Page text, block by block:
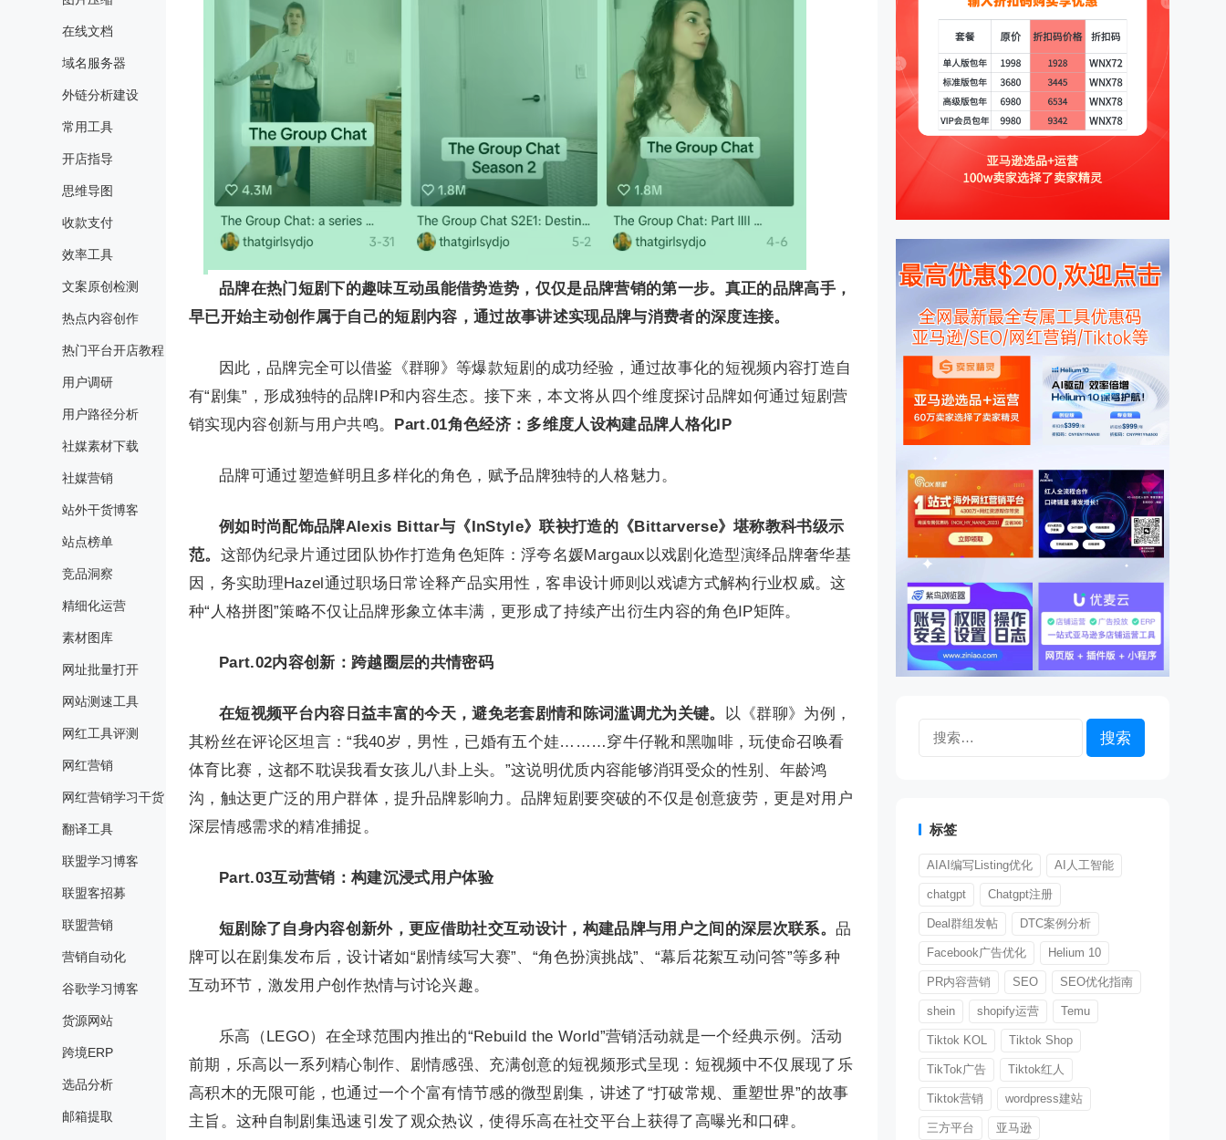
在线文档
域名服务器
外链分析建设
常用工具
开店指导
思维导图
收款支付
效率工具
文案原创检测
热点内容创作
热门平台开店教程
用户调研
用户路径分析
社媒素材下载
社媒营销
站外干货博客
站点榜单
竞品洞察
精细化运营
素材图库
网址批量打开
网站测速工具
网红工具评测
网红营销
网红营销学习干货
翻译工具
联盟学习博客
联盟客招募
联盟营销
营销自动化
谷歌学习博客
货源网站
跨境ERP
选品分析
邮箱提取
品牌在热门短剧下的趣味互动虽能借势造势，仅仅是品牌营销的第一步。真正的品牌高手，
早已开始主动创作属于自己的短剧内容，通过故事讲述实现品牌与消费者的深度连接。
因此，品牌完全可以借鉴《群聊》等爆款短剧的成功经验，通过故事化的短视频内容打造自
有“剧集”，形成独特的品牌IP和内容生态。接下来，本文将从四个维度探讨品牌如何通过短剧营
销实现内容创新与用户共鸣。 Part.01角色经济：多维度人设构建品牌人格化IP
品牌可通过塑造鲜明且多样化的角色，赋予品牌独特的人格魅力。
例如时尚配饰品牌Alexis Bittar与《InStyle》联袂打造的《Bittarverse》堪称教科书级示
范。 这部伪纪录片通过团队协作打造角色矩阵：浮夸名媛Margaux以戏剧化造型演绎品牌奢华基
因，务实助理Hazel通过职场日常诠释产品实用性，客串设计师则以戏谑方式解构行业权威。这
种“人格拼图”策略不仅让品牌形象立体丰满，更形成了持续产出衍生内容的角色IP矩阵。
Part.02内容创新：跨越圈层的共情密码
在短视频平台内容日益丰富的今天，避免老套剧情和陈词滥调尤为关键。
以《群聊》为例，
其粉丝在评论区坦言：“我40岁，男性，已婚有五个娃………穿牛仔靴和黑咖啡，玩使命召唤看
体育比赛，这都不耽误我看女孩儿八卦上头。”这说明优质内容能够消弭受众的性别、年龄鸿
沟，触达更广泛的用户群体，提升品牌影响力。品牌短剧要突破的不仅是创意疲劳，更是对用户
深层情感需求的精准捕捉。
Part.03互动营销：构建沉浸式用户体验
短剧除了自身内容创新外，更应借助社交互动设计，构建品牌与用户之间的深层次联系。 品
牌可以在剧集发布后，设计诸如“剧情续写大赛”、“角色扮演挑战”、“幕后花絮互动问答”等多种
互动环节，激发用户创作热情与讨论兴趣。
乐高（LEGO）在全球范围内推出的“Rebuild the World”营销活动就是一个经典示例。活动
前期，乐高以一系列精心制作、剧情感强、充满创意的短视频形式呈现：短视频中不仅展现了乐
高积木的无限可能，也通过一个个富有情节感的微型剧集，讲述了“打破常规、重塑世界”的故事
主旨。这种自制剧集迅速引发了观众热议，使得乐高在社交平台上获得了高曝光和口碑。
标签
AIAI编写Listing优化 AI人工智能
chatgpt Chatgpt注册
Deal群组发帖 DTC案例分析
Facebook广告优化 Helium 10
PR内容营销 SEO SEO优化指南
shein shopify运营 Temu
Tiktok KOL Tiktok Shop
TikTok广告 Tiktok红人
Tiktok营销 wordpress建站
三方平台 亚马逊